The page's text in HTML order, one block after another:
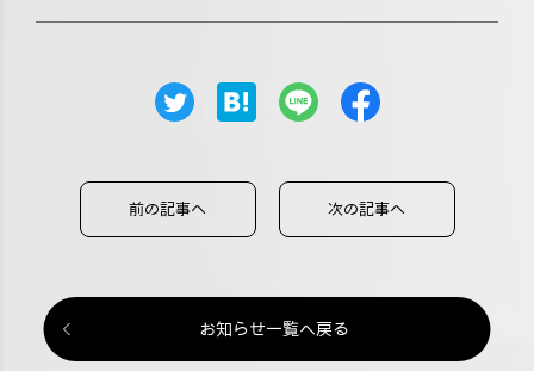
前の記事へ 次の記事へ
お知らせ一覧へ戻る